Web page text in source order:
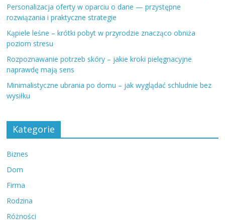
Personalizacja oferty w oparciu o dane — przystępne
rozwiązania i praktyczne strategie
Kąpiele leśne – krótki pobyt w przyrodzie znacząco obniża
poziom stresu
Rozpoznawanie potrzeb skóry – jakie kroki pielęgnacyjne
naprawdę mają sens
Minimalistyczne ubrania po domu – jak wyglądać schludnie bez
wysiłku
Kategorie
Biznes
Dom
Firma
Rodzina
Różności